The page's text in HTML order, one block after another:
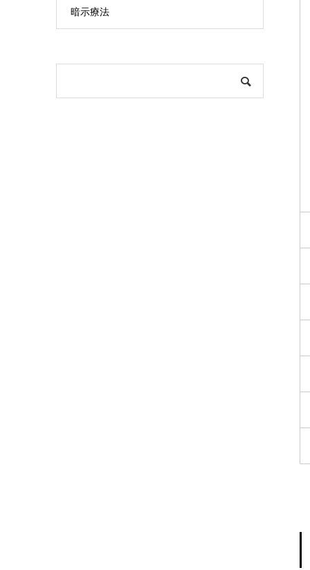
暗示療法